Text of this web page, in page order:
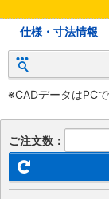
仕様・寸法情報
※CADデータはPC
ご注文数：